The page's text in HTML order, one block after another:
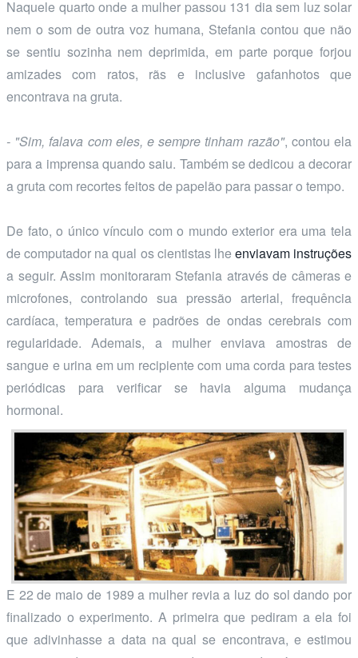
Naquele quarto onde a mulher passou 131 dia sem luz solar
nem o som de outra voz humana, Stefania contou que não
se sentiu sozinha nem deprimida, em parte porque forjou
amizades com ratos, rãs e inclusive gafanhotos que
encontrava na gruta.
- "Sim, falava com eles, e sempre tinham razão", contou ela
para a imprensa quando saiu. Também se dedicou a decorar
a gruta com recortes feitos de papelão para passar o tempo.
De fato, o único vínculo com o mundo exterior era uma tela
de computador na qual os cientistas lhe enviavam instruções
a seguir. Assim monitoraram Stefania através de câmeras e
microfones, controlando sua pressão arterial, frequência
cardíaca, temperatura e padrões de ondas cerebrais com
regularidade. Ademais, a mulher enviava amostras de
sangue e urina em um recipiente com uma corda para testes
periódicas para verificar se havia alguma mudança
hormonal.
E 22 de maio de 1989 a mulher revia a luz do sol dando por
finalizado o experimento. A primeira que pediram a ela foi
que adivinhasse a data na qual se encontrava, e estimou